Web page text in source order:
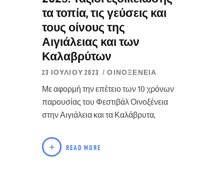
τα τοπία, τις γεύσεις και
τους οίνους της
Αιγιάλειας και των
Καλαβρύτων
23 ΙΟΥΛΊΟΥ 2023 ΟΙΝΟΞΈΝΕΙΑ
Με αφορμή την επέτειο των 10 χρόνων
παρουσίας του Φεστιβάλ Οινοξένεια
στην Αιγιάλεια και τα Καλάβρυτα,
READ MORE